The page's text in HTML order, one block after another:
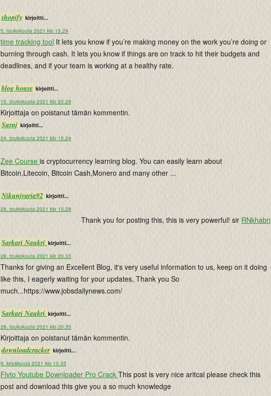
shopify kirjoitti...
5. toukokuuta 2021 klo 15.29
time tracking tool It lets you know if you’re making money on the work you’re doing or
burning through cash. It lets you know if things are on track to hit their budgets and
deadlines, and if your team is working at a healthy rate.
blog house kirjoitti...
15. toukokuuta 2021 klo 20.29
Kirjoittaja on poistanut tämän kommentin.
Suraj kirjoitti...
24. toukokuuta 2021 klo 15.24
Zee Courseis cryptocurrency learning blog. You can easily learn about
Bitcoin,Litecoin, Bitcoin Cash,Monero and many other ...
Nikunjvaria92 kirjoitti...
26. toukokuuta 2021 klo 10.28
Thank you for posting this, this is very powerful! sirRNkhabri
Sarkari Naukri kirjoitti...
28. toukokuuta 2021 klo 20.33
Thanks for giving an Excellent Blog, it's very useful information to us, keep on it doing
like this, I eagerly waiting for your updates, Thank you So
much...https://www.jobsdailynews.com/
Sarkari Naukri kirjoitti...
28. toukokuuta 2021 klo 20.35
Kirjoittaja on poistanut tämän kommentin.
downloadcracker kirjoitti...
9. kesäkuuta 2021 klo 10.35
Flvto Youtube Downloader Pro Crack This post is very nice aritcal please check this
post and download this give you a so much knowledge